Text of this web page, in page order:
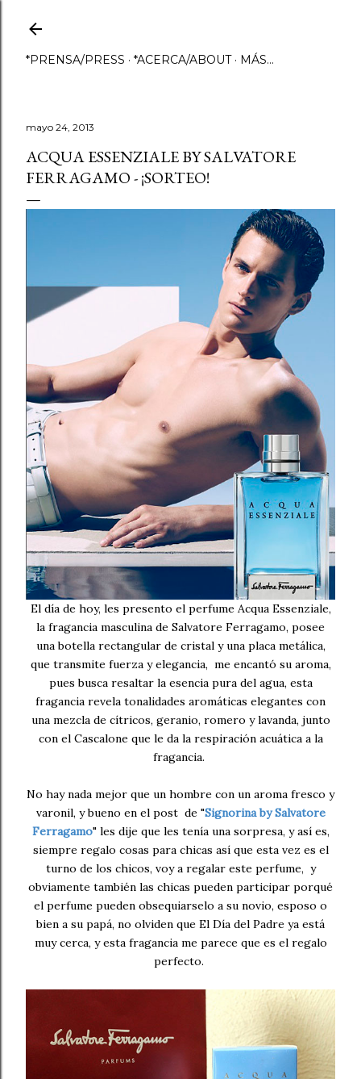
*PRENSA/PRESS *ACERCA/ABOUT MÁS…
mayo 24, 2013
ACQUA ESSENZIALE BY SALVATORE
FERRAGAMO - ¡SORTEO!
El día de hoy, les presento el perfume Acqua Essenziale,
la fragancia masculina de Salvatore Ferragamo, posee
una botella rectangular de cristal y una placa metálica,
que transmite fuerza y elegancia, me encantó su aroma,
pues busca resaltar la esencia pura del agua, esta
fragancia revela tonalidades aromáticas elegantes con
una mezcla de cítricos, geranio, romero y lavanda, junto
con el Cascalone que le da la respiración acuática a la
fragancia.
No hay nada mejor que un hombre con un aroma fresco y
varonil, y bueno en el post de "Signorina by Salvatore
Ferragamo" les dije que les tenía una sorpresa, y así es,
siempre regalo cosas para chicas así que esta vez es el
turno de los chicos, voy a regalar este perfume, y
obviamente también las chicas pueden participar porqué
el perfume pueden obsequiarselo a su novio, esposo o
bien a su papá, no olviden que El Día del Padre ya está
muy cerca, y esta fragancia me parece que es el regalo
perfecto.